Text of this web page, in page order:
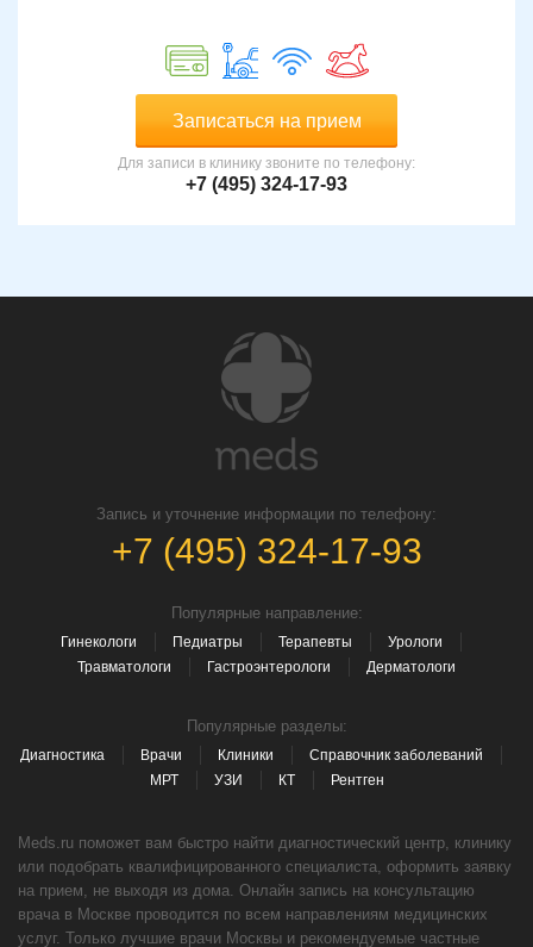
Записаться на прием
Для записи в клинику звоните по телефону:
+7 (495) 324-17-93
Запись и уточнение информации по телефону:
+7 (495) 324-17-93
Популярные направление:
Гинекологи Педиатры Терапевты
Урологи
Травматологи
Гастроэнтерологи Дерматологи
Популярные разделы:
Диагностика Врачи Клиники
Справочник заболеваний
МРТ
УЗИ КТ Рентген
Meds.ru поможет вам быстро найти диагностический центр, клинику
или подобрать квалифицированного специалиста, оформить заявку
на прием, не выходя из дома. Онлайн запись на консультацию
врача в Москве проводится по всем направлениям медицинских
услуг. Только лучшие врачи Москвы и рекомендуемые частные